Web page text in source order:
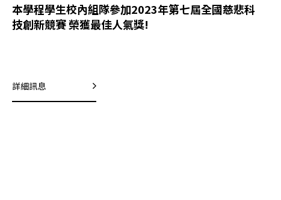
本學程學生校內組隊參加2023年第七屆全國慈悲科
技創新競賽 榮獲最佳人氣獎!
詳細訊息